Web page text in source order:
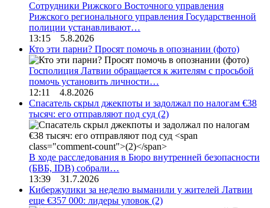
Сотрудники Рижского Восточного управления
Рижского регионального управления Государственной
полиции устанавливают…
13:15 5.8.2026
Кто эти парни? Просят помочь в опознании (фото)
Госполиция Латвии обращается к жителям с просьбой
помочь установить личности…
12:11 4.8.2026
Спасатель скрыл джекпоты и задолжал по налогам €38
тысяч: его отправляют под суд (2)
В ходе расследования в Бюро внутренней безопасности
(БВБ, IDB) собрали…
13:39 31.7.2026
Кибержулики за неделю выманили у жителей Латвии
еще €357 000: лидеры уловок (2)